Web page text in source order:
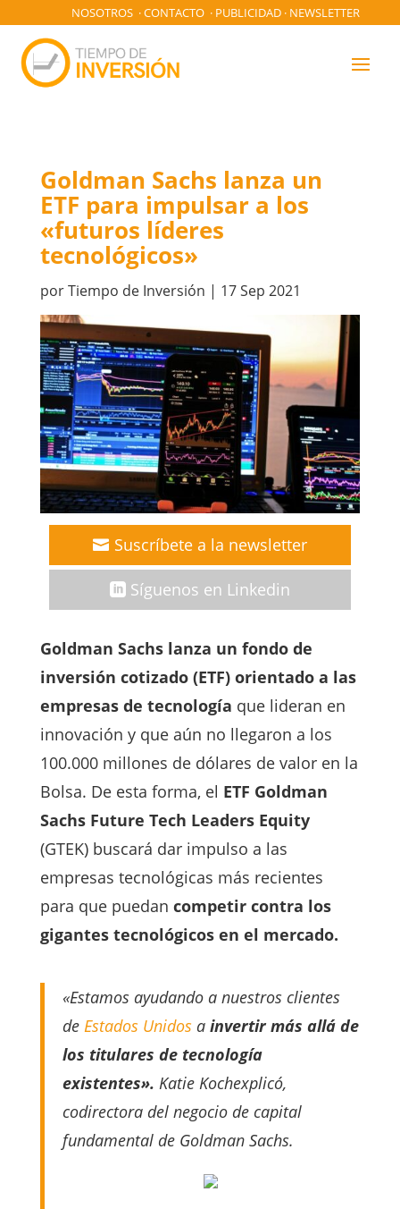
NOSOTROS ·CONTACTO · PUBLICIDAD · NEWSLETTER
Goldman Sachs lanza un
ETF para impulsar a los
«futuros líderes
tecnológicos»
porTiempo de Inversión | 17 Sep 2021
Suscríbete a la newsletter
Síguenos en Linkedin
Goldman Sachs lanza un fondo de
inversión cotizado (ETF) orientado a las
empresas de tecnología que lideran en
innovación y que aún no llegaron a los
100.000 millones de dólares de valor en la
Bolsa. De esta forma, el ETF Goldman
Sachs Future Tech Leaders Equity
(GTEK) buscará dar impulso a las
empresas tecnológicas más recientes
para que puedan competir contra los
gigantes tecnológicos en el mercado.
«Estamos ayudando a nuestros clientes
de Estados Unidosa invertir más allá de
los titulares de tecnología
existentes». Katie Kochexplicó,
codirectora del negocio de capital
fundamental de Goldman Sachs.